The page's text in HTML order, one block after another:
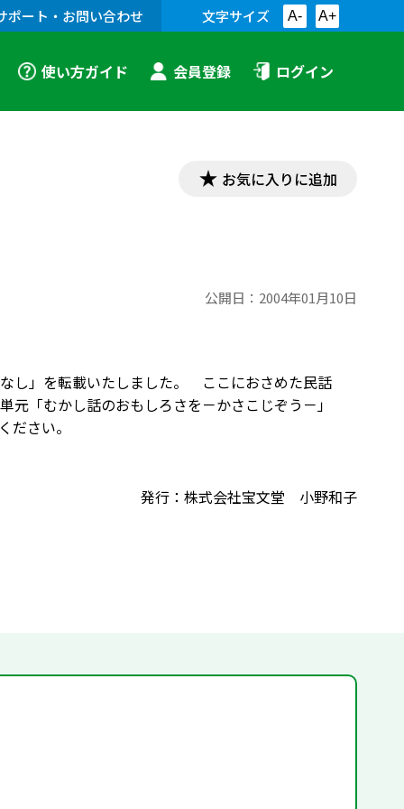
ポート・お問い合わせ 文字サイズ A- A+
使い方ガイド 会員登録 ログイン
お気に入りに追加
公開日： 2004年01月10日
し」を転載いたしました。 ここにおさめた民話
「むかし話のおもしろさを－かさこじぞう－」
さい。
発行：株式会社宝文堂 小野和子